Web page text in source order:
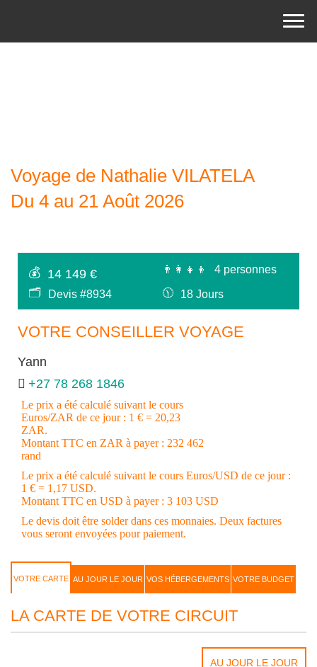
Voyage de Nathalie VILATELA
Du 4 au 21 Août 2026
💰 14 149 € 👨‍👩‍👧‍👦
4 personnes
🗂
Devis #8934 🕦 18 Jours
VOTRE CONSEILLER VOYAGE
Yann
+27 78 268 1846
Le prix a été calculé suivant le cours
Euros/ZAR de ce jour : 1 € = 20,23
ZAR.
Montant TTC en ZAR à payer : 232 462
rand
Le prix a été calculé suivant le cours Euros/USD de ce jour :
1 € = 1,17 USD.
Montant TTC en USD à payer : 3 103 USD
Le devis doit être solder dans ces monnaies. Deux factures
vous seront envoyées pour paiement.
VOTRE CARTE AU JOUR LE JOUR VOS HÉBERGEMENTS VOTRE BUDGET
LA CARTE DE VOTRE CIRCUIT
AU JOUR LE JOUR